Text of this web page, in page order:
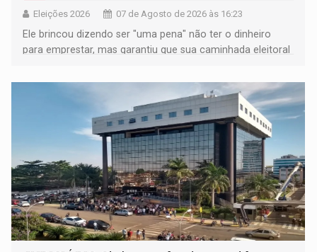
Eleições 2026 07 de Agosto de 2026 às 16:23
Ele brincou dizendo ser "uma pena" não ter o dinheiro
para emprestar, mas garantiu que sua caminhada eleitoral